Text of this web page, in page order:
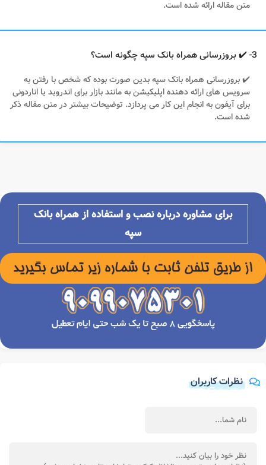
متن مقاله ارائه شده است.
3- ✔️ بروزرسانی همراه بانک سپه چگونه است؟
✔️ بروزرسانی همراه بانک سپه بدین صورت بوده که شخص با رفتن به
سرویس های ارائه دهنده اپلیکیشن به مانند بازار برای اندروید یا اناردونی
برای آیفون به انجام این کار می پردازد. توضیحات بیشتر در متن مقاله ذکر
شده است.
برای مشاوره درباره نصب و استفاده از همراه بانک
سپه
نظرات کاربران